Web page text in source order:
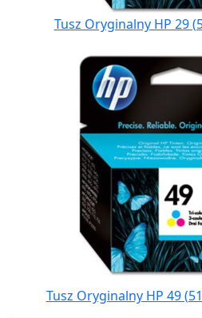
Tusz Oryginalny HP 29
Tusz Oryginalny HP 49